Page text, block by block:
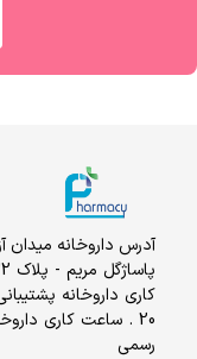
آدرس داروخانه میدان
رسمی